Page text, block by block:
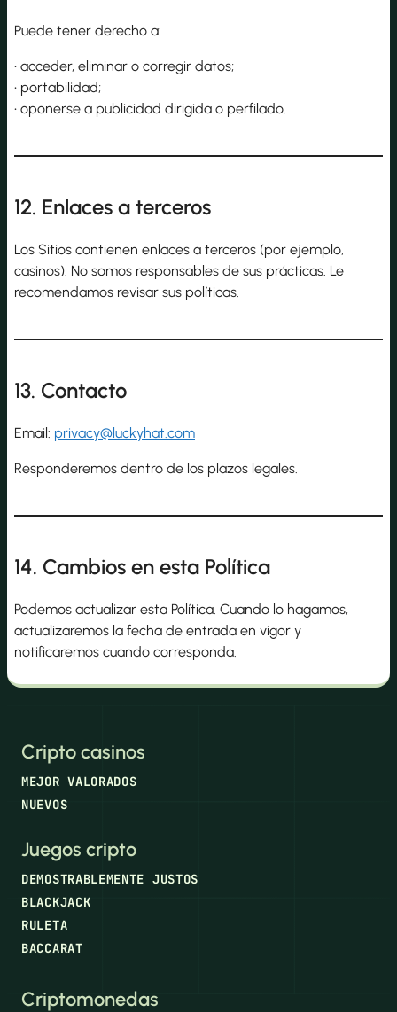
Puede tener derecho a:
• acceder, eliminar o corregir datos;
• portabilidad;
• oponerse a publicidad dirigida o perfilado.
12. Enlaces a terceros
Los Sitios contienen enlaces a terceros (por ejemplo,
casinos). No somos responsables de sus prácticas. Le
recomendamos revisar sus políticas.
13. Contacto
Email: privacy@luckyhat.com
Responderemos dentro de los plazos legales.
14. Cambios en esta Política
Podemos actualizar esta Política. Cuando lo hagamos,
actualizaremos la fecha de entrada en vigor y
notificaremos cuando corresponda.
Cripto casinos
MEJOR VALORADOS
NUEVOS
Juegos cripto
DEMOSTRABLEMENTE JUSTOS
BLACKJACK
RULETA
BACCARAT
Criptomonedas